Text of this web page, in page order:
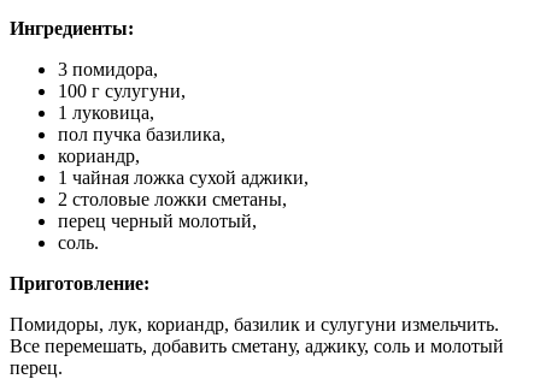
Ингредиенты:
3 помидора,
100 г сулугуни,
1 луковица,
пол пучка базилика,
кориандр,
1 чайная ложка сухой аджики,
2 столовые ложки сметаны,
перец черный молотый,
соль.
Приготовление:
Помидоры, лук, кориандр, базилик и сулугуни измельчить.
Все перемешать, добавить сметану, аджику, соль и молотый
перец.